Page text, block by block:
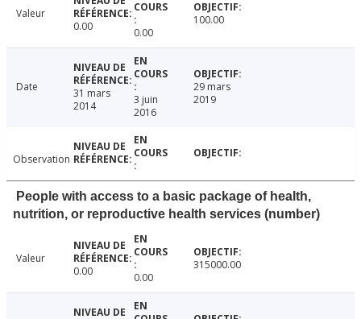
Valeur
0.00
0.00
100.00
Date
31 mars
2014
3 juin
2016
29 mars
2019
Observation
People with access to a basic package of health,
nutrition, or reproductive health services (number)
Valeur
0.00
0.00
315000.00